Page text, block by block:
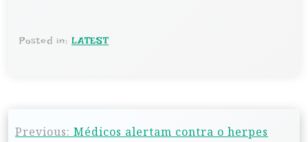
Posted in: LATEST
Previous: Médicos alertam contra o herpes